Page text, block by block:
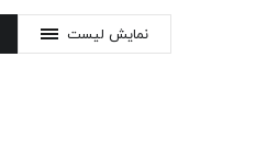
نمایش لیست